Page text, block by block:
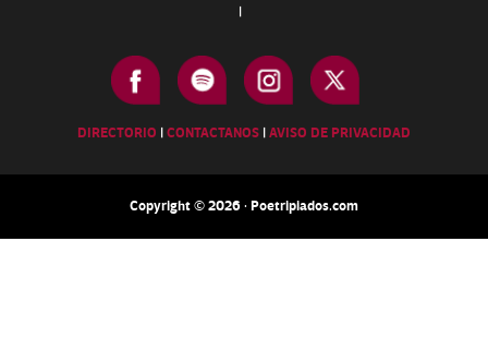
|
DIRECTORIO |CONTACTANOS |AVISO DE PRIVACIDAD
Copyright © 2026 · Poetripiados.com